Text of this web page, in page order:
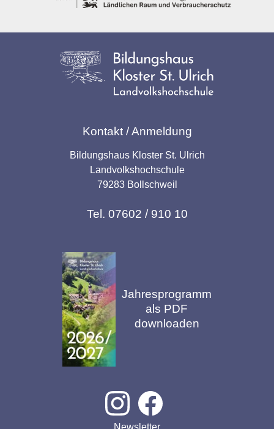
Kontakt / Anmeldung
Bildungshaus Kloster St. Ulrich
Landvolkshochschule
79283 Bollschweil
Tel. 07602 / 910 10
Jahresprogramm
als PDF
downloaden
Newsletter